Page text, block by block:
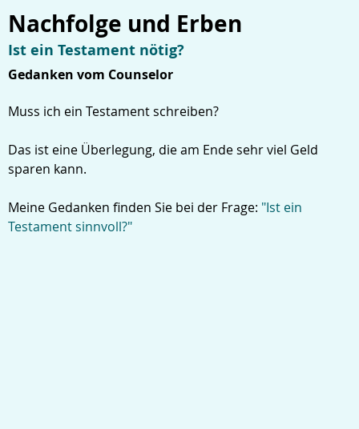
Nachfolge und Erben
Ist ein Testament nötig?
Gedanken vom Counselor
Muss ich ein Testament schreiben?
Das ist eine Überlegung, die am Ende sehr viel Geld
sparen kann.
Meine Gedanken finden Sie bei der Frage: "Ist ein
Testament sinnvoll?"